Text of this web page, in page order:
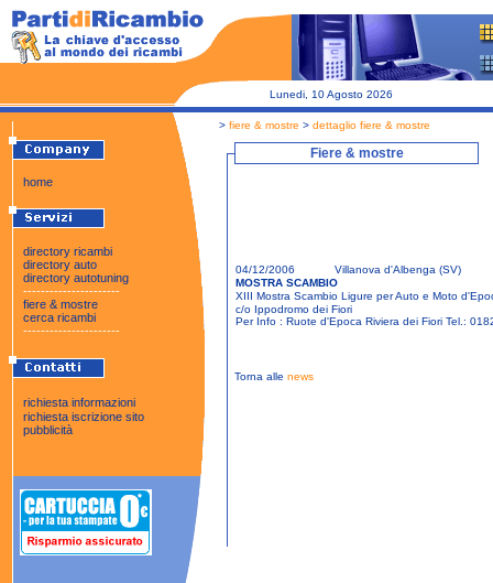
Lunedi, 10 Agosto 2026
home
directory ricambi
directory auto
directory autotuning
----------------------
fiere & mostre
cerca ricambi
----------------------
richiesta informazioni
richiesta iscrizione sito
pubblicità
> fiere & mostre > dettaglio fiere & mostre
Fiere & mostre
04/12/2006
Villanova d'Albenga (SV)
MOSTRA SCAMBIO
XIII Mostra Scambio Ligure per Auto e Moto
c/o Ippodromo dei Fiori
Per Info : Ruote d'Epoca Riviera dei Fiori Tel.:
Torna alle news